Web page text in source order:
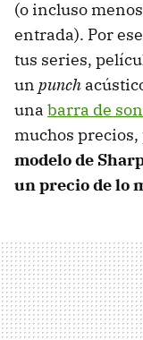
(o incluso
entrada). Por
tus series,
un punch
una barra de
muchos precios,
modelo de
un precio de lo